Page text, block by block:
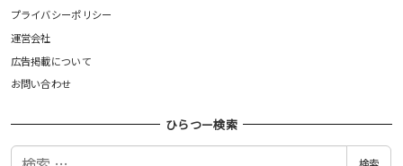
プライバシーポリシー
運営会社
広告掲載について
お問い合わせ
ひらつー検索
検